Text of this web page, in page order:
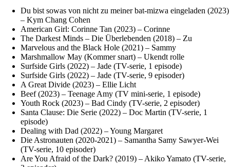
Du bist sowas von nicht zu meiner bat-mizwa eingeladen (2023)
– Kym Chang Cohen
American Girl: Corinne Tan (2023) – Corinne
The Darkest Minds – Die Überlebenden (2018) – Zu
Marvelous and the Black Hole (2021) – Sammy
Marshmallow May (Kommer snart) – Ukendt rolle
Surfside Girls (2022) – Jade (TV-serie, 1 episode)
Surfside Girls (2022) – Jade (TV-serie, 9 episoder)
A Great Divide (2023) – Ellie Licht
Beef (2023) – Teenage Amy (TV mini-serie, 1 episode)
Youth Rock (2023) – Bad Cindy (TV-serie, 2 episoder)
Santa Clause: Die Serie (2022) – Doc Martin (TV-serie, 1
episode)
Dealing with Dad (2022) – Young Margaret
Die Astronauten (2020-2021) – Samantha Samy Sawyer-Wei
(TV-serie, 10 episoder)
Are You Afraid of the Dark? (2019) – Akiko Yamato (TV-serie,